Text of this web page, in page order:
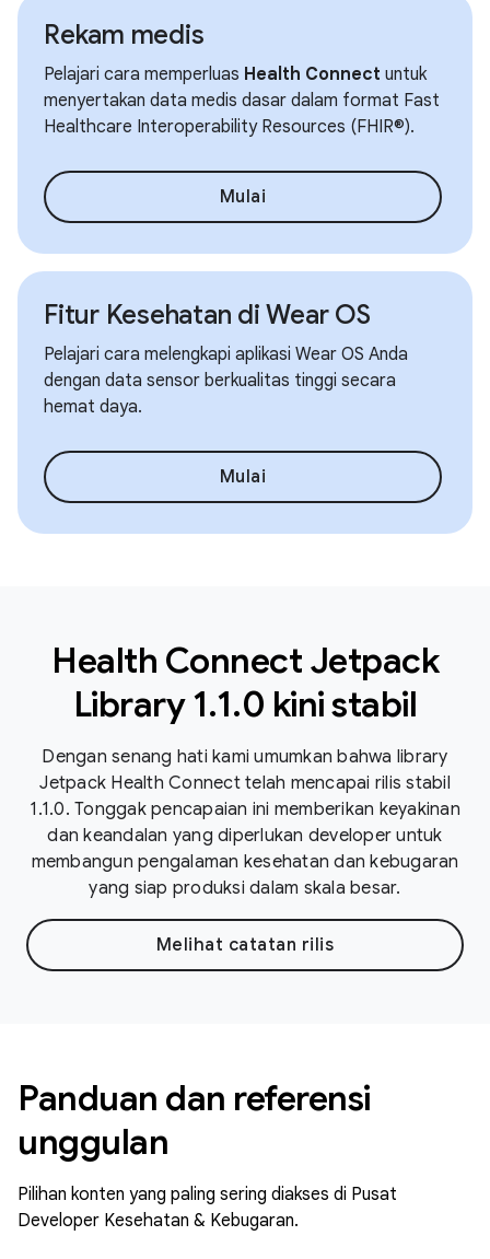
Rekam medis
Pelajari cara memperluas Health Connect untuk
menyertakan data medis dasar dalam format Fast
Healthcare Interoperability Resources (FHIR®).
Mulai
Fitur Kesehatan di Wear OS
Pelajari cara melengkapi aplikasi Wear OS Anda
dengan data sensor berkualitas tinggi secara
hemat daya.
Mulai
Health Connect Jetpack
Library 1.1.0 kini stabil
Dengan senang hati kami umumkan bahwa library
Jetpack Health Connect telah mencapai rilis stabil
1.1.0. Tonggak pencapaian ini memberikan keyakinan
dan keandalan yang diperlukan developer untuk
membangun pengalaman kesehatan dan kebugaran
yang siap produksi dalam skala besar.
Melihat catatan rilis
Panduan dan referensi
unggulan
Pilihan konten yang paling sering diakses di Pusat
Developer Kesehatan & Kebugaran.